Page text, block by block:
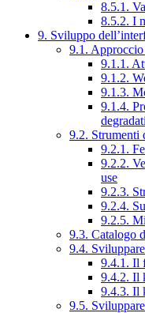
8.5.1.
8.5.2. I
9. Sviluppo
9.1.
9.1.1.
9.1.2.
9.1.3.
9.1.4.
9.2. Strumenti
9.2.1.
9.2.2.
use
9.2.3.
9.2.4.
9.2.5.
9.3. Catalogo
9.4.
9.4.1. Il
9.4.2. Il
9.4.3. Il
9.5.